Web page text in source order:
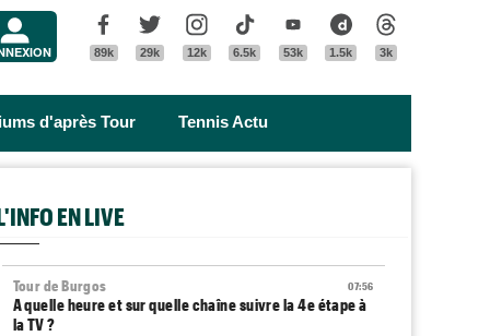
Facebook
89k
Twitter
29k
Instagram
12k
Tik Tok
6.5k
Youtube
53k
Dailymotion
1.5k 3k
d'après Tour Tennis Actu
EN LIVE
07:56
Tour de Burgos
A quelle heure et sur quelle chaîne suivre la 4e étape à
la TV ?